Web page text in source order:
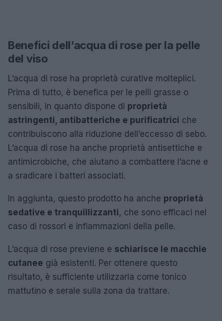
Benefici dell’acqua di rose per la pelle
del viso
L’acqua di rose ha proprietà curative molteplici.
Prima di tutto, è benefica per le pelli grasse o
sensibili, in quanto dispone di proprietà
astringenti, antibatteriche e purificatrici che
contribuiscono alla riduzione dell’eccesso di sebo.
L’acqua di rose ha anche proprietà antisettiche e
antimicrobiche, che aiutano a combattere l’acne e
a sradicare i batteri associati.
In aggiunta, questo prodotto ha anche proprietà
sedative e tranquillizzanti, che sono efficaci nel
caso di rossori e infiammazioni della pelle.
L’acqua di rose previene e schiarisce le macchie
cutanee già esistenti. Per ottenere questo
risultato, è sufficiente utilizzarla come tonico
mattutino e serale sulla zona da trattare.